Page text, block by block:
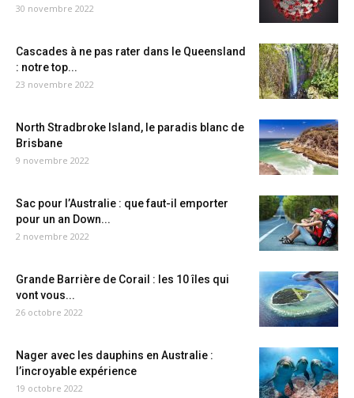
30 novembre 2022
Cascades à ne pas rater dans le Queensland
: notre top...
23 novembre 2022
North Stradbroke Island, le paradis blanc de
Brisbane
9 novembre 2022
Sac pour l’Australie : que faut-il emporter
pour un an Down...
2 novembre 2022
Grande Barrière de Corail : les 10 îles qui
vont vous...
26 octobre 2022
Nager avec les dauphins en Australie :
l’incroyable expérience
19 octobre 2022